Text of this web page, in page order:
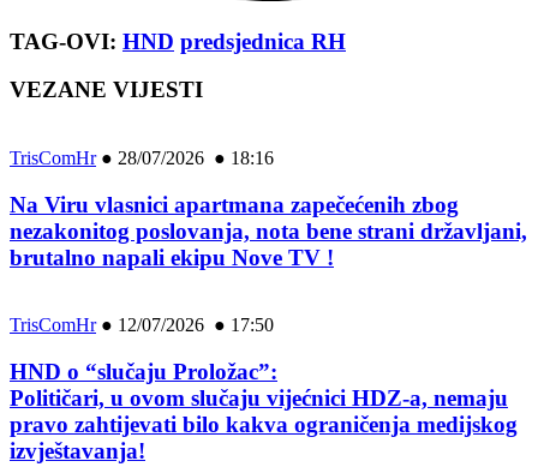
TAG-OVI: HND predsjednica RH
VEZANE VIJESTI
TrisComHr● 28/07/2026 ● 18:16
Na Viru vlasnici apartmana zapečećenih zbog
nezakonitog poslovanja, nota bene strani državljani,
brutalno napali ekipu Nove TV !
TrisComHr● 12/07/2026 ● 17:50
HND o “slučaju Proložac”:
Političari, u ovom slučaju vijećnici HDZ-a, nemaju
pravo zahtijevati bilo kakva ograničenja medijskog
izvještavanja!